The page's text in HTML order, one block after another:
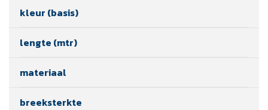
kleur (basis)
lengte (mtr)
materiaal
breeksterkte